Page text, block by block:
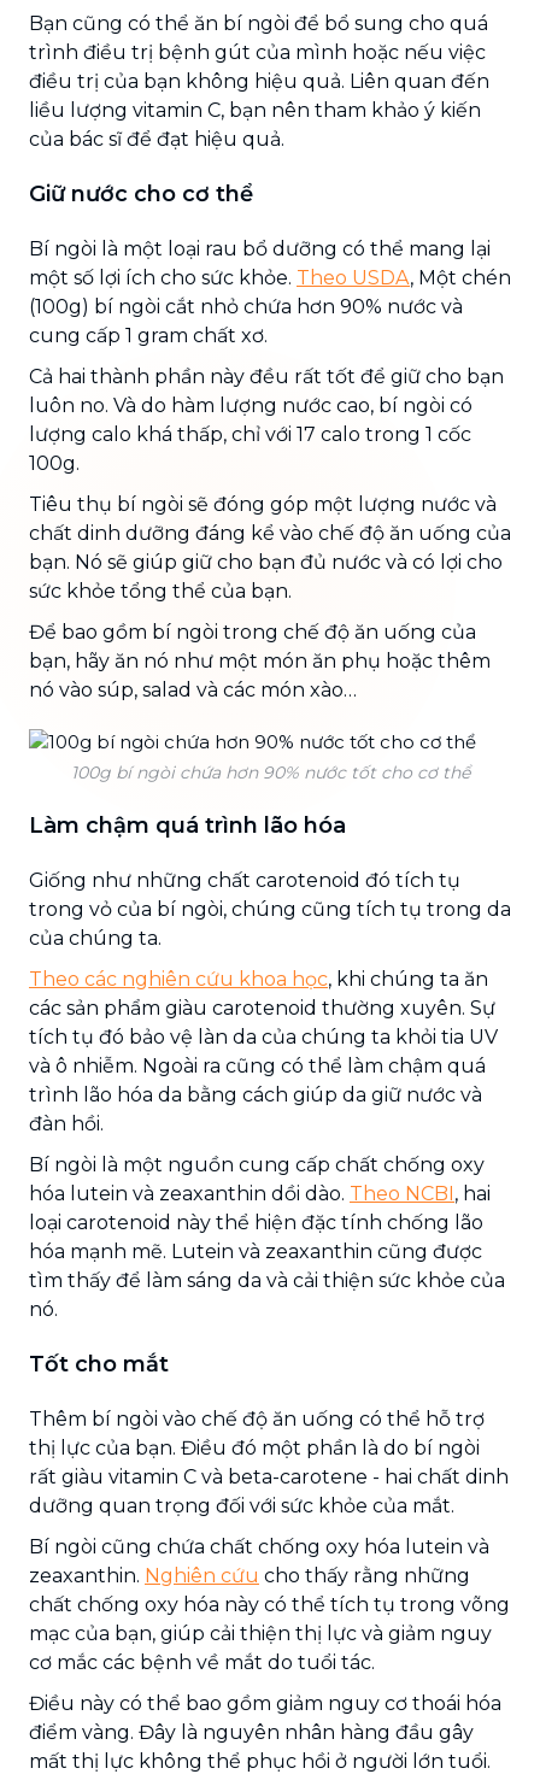
Bạn cũng có thể ăn bí ngòi để bổ sung cho quá
trình điều trị bệnh gút của mình hoặc nếu việc
điều trị của bạn không hiệu quả. Liên quan đến
liều lượng vitamin C, bạn nên tham khảo ý kiến
của bác sĩ để đạt hiệu quả.
Giữ nước cho cơ thể
Bí ngòi là một loại rau bổ dưỡng có thể mang lại
một số lợi ích cho sức khỏe. Theo USDA, Một chén
(100g) bí ngòi cắt nhỏ chứa hơn 90% nước và
cung cấp 1 gram chất xơ.
Cả hai thành phần này đều rất tốt để giữ cho bạn
luôn no. Và do hàm lượng nước cao, bí ngòi có
lượng calo khá thấp, chỉ với 17 calo trong 1 cốc
100g.
Tiêu thụ bí ngòi sẽ đóng góp một lượng nước và
chất dinh dưỡng đáng kể vào chế độ ăn uống của
bạn. Nó sẽ giúp giữ cho bạn đủ nước và có lợi cho
sức khỏe tổng thể của bạn.
Để bao gồm bí ngòi trong chế độ ăn uống của
bạn, hãy ăn nó như một món ăn phụ hoặc thêm
nó vào súp, salad và các món xào…
100g bí ngòi chứa hơn 90% nước tốt cho cơ thể
Làm chậm quá trình lão hóa
Giống như những chất carotenoid đó tích tụ
trong vỏ của bí ngòi, chúng cũng tích tụ trong da
của chúng ta.
Theo các nghiên cứu khoa học, khi chúng ta ăn
các sản phẩm giàu carotenoid thường xuyên. Sự
tích tụ đó bảo vệ làn da của chúng ta khỏi tia UV
và ô nhiễm. Ngoài ra cũng có thể làm chậm quá
trình lão hóa da bằng cách giúp da giữ nước và
đàn hồi.
Bí ngòi là một nguồn cung cấp chất chống oxy
hóa lutein và zeaxanthin dồi dào. Theo NCBI, hai
loại carotenoid này thể hiện đặc tính chống lão
hóa mạnh mẽ. Lutein và zeaxanthin cũng được
tìm thấy để làm sáng da và cải thiện sức khỏe của
nó.
Tốt cho mắt
Thêm bí ngòi vào chế độ ăn uống có thể hỗ trợ
thị lực của bạn. Điều đó một phần là do bí ngòi
rất giàu vitamin C và beta-carotene - hai chất dinh
dưỡng quan trọng đối với sức khỏe của mắt.
Bí ngòi cũng chứa chất chống oxy hóa lutein và
zeaxanthin. Nghiên cứu cho thấy rằng những
chất chống oxy hóa này có thể tích tụ trong võng
mạc của bạn, giúp cải thiện thị lực và giảm nguy
cơ mắc các bệnh về mắt do tuổi tác.
Điều này có thể bao gồm giảm nguy cơ thoái hóa
điểm vàng. Đây là nguyên nhân hàng đầu gây
mất thị lực không thể phục hồi ở người lớn tuổi.